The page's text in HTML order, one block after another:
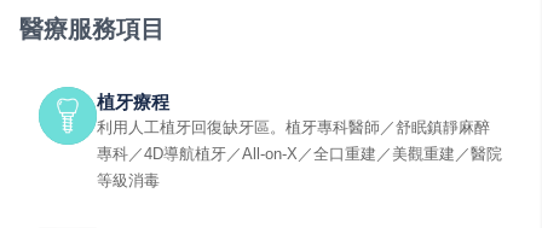
醫療服務項目
植牙療程
利用人工植牙回復缺牙區。植牙專科醫師／舒眠鎮靜麻醉
專科／4D導航植牙／All-on-X／全口重建／美觀重建／醫院
等級消毒